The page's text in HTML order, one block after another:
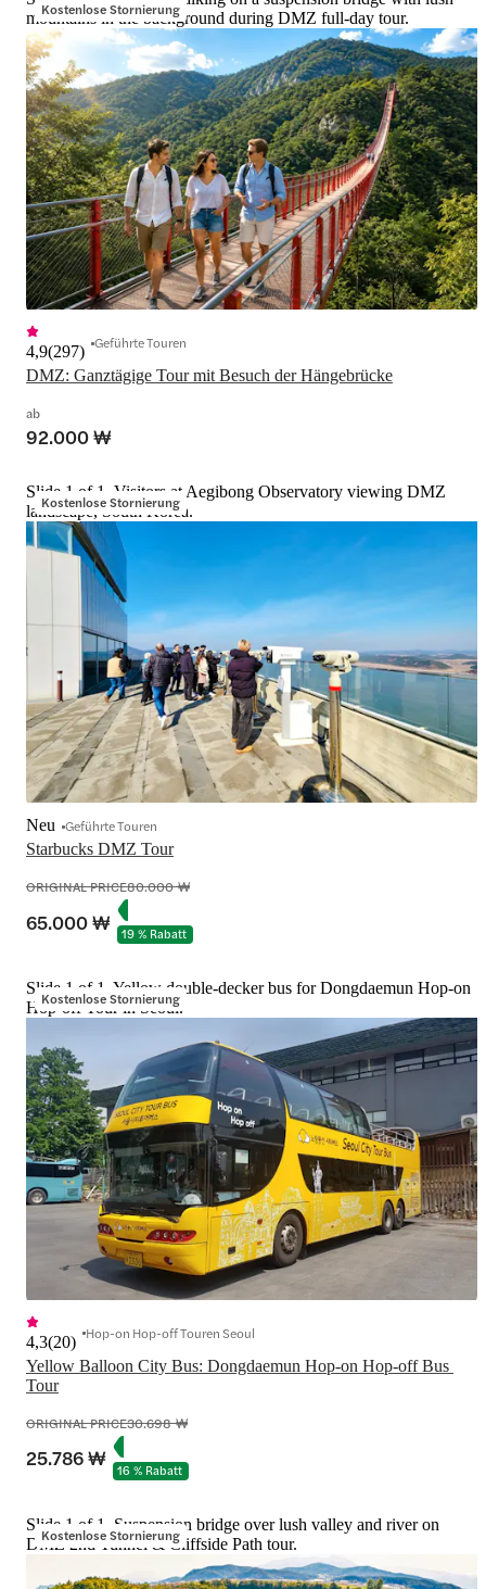
Kostenlose Stornierung
mountains in the background during DMZ full-day tour.
DMZ: Ganztägige Tour mit Besuch der Hängebrücke
4,9(297) Geführte Touren
ab
92.000 ₩
Kostenlose Stornierung
Slide 1 of 1, Visitors at Aegibong Observatory viewing DMZ
landscape, South Korea.
Starbucks DMZ Tour
Neu Geführte Touren
ORIGINAL PRICE80.000 ₩
65.000 ₩ 19 % Rabatt
Kostenlose Stornierung
Slide 1 of 1, Yellow double-decker bus for Dongdaemun Hop-on
Hop-off Tour in Seoul.
Yellow Balloon City Bus: Dongdaemun Hop-on Hop-off Bus
Tour
4,3(20) Hop-on Hop-off Touren Seoul
ORIGINAL PRICE30.698 ₩
25.786 ₩ 16 % Rabatt
Kostenlose Stornierung
Slide 1 of 1, Suspension bridge over lush valley and river on
DMZ 2nd Tunnel & Cliffside Path tour.